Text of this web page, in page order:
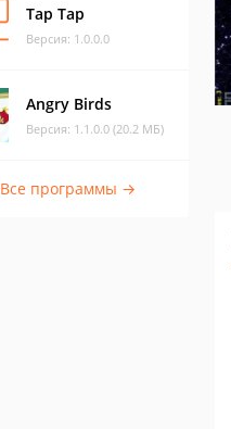
Tap Tap
Версия: 1.0.0.0
Angry Birds
Версия: 1.1.0.0 (20.2 МБ)
Все программы →